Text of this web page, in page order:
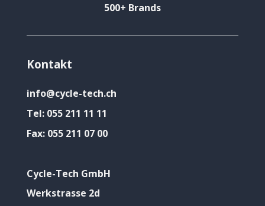
500+ Brands
Kontakt
info@cycle-tech.ch
Tel: 055 211 11 11
Fax: 055 211 07 00
Cycle-Tech GmbH
Werkstrasse 2d